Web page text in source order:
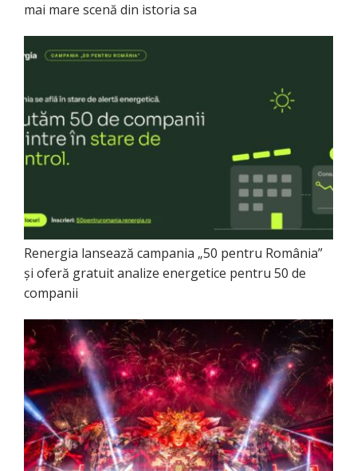
mai mare scenă din istoria sa
Renergia lansează campania „50 pentru România”
și oferă gratuit analize energetice pentru 50 de
companii